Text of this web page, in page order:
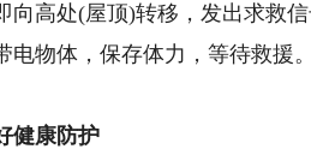
高处(屋顶)转移，发出求救信
物体，保存体力，等待救援。
健康防护